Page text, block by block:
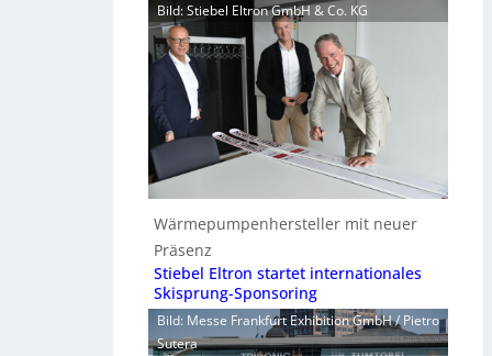
Bild: Stiebel Eltron GmbH & Co. KG
Wärmepumpenhersteller mit neuer
Präsenz
Stiebel Eltron startet internationales
Skisprung-Sponsoring
Bild: Messe Frankfurt Exhibition GmbH / Pietro
Sutera